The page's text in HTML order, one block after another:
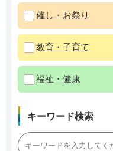
催し・お祭り
教育・子育て
福祉・健康
キーワード検索